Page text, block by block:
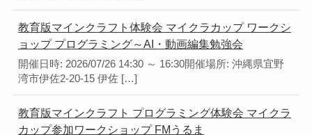
教育版マインクラフト体験会 マイクラカップ ワークシ
ョップ プログラミング～AI・動画編集勉強会
開催日時: 2026/07/26 14:30 ～ 16:30開催場所: 沖縄県宜野
湾市伊佐2-20-15 伊佐 […]
教育版マインクラフト プログラミング体験会 マイクラ
カップ参加ワークショップ FMうるま